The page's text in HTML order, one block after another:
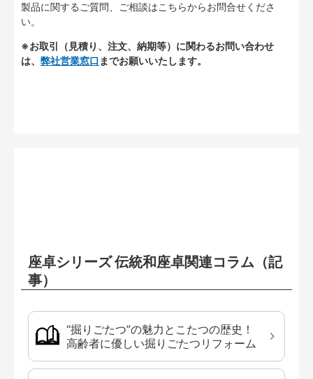
製品に関するご質問、ご相談はこちらからお問合せくださ
い。
※お取引（見積り、注文、納期等）に関わるお問い合わせ
は、 弊社営業窓口 までお願いいたします。
座卓シリーズ 伝統和座卓関連コラム（記
事）
“掘りごたつ”の魅力とこたつの歴史！
高齢者に優しい掘りごたつリフォーム